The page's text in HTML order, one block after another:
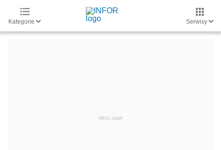
Kategorie Serwisy